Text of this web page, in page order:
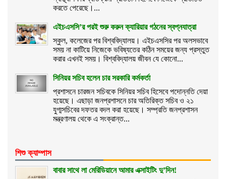
করতে পেরেছে।...
এইচএসসি’র পরই শুরু করুন ক্যারিয়ার গঠনের স্বপ্নযাত্রা
স্কুল, কলেজের পর বিশ্ববিদ্যালয়। এইচএসসির পর অলসভাবে
সময় না কাটিয়ে নিজেকে ভবিষ্যতের কঠিন সময়ের জন্য প্রস্তুত
করার এখনই সময়। বিশ্ববিদ্যালয় জীবন যে কোনো...
সিনিয়র সচিব হলেন চার সরকারি কর্মকর্তা
প্রশাসনে চারজন সচিবকে সিনিয়র সচিব হিসেবে পদোন্নতি দেয়া
হয়েছে। এছাড়া জনপ্রশাসনে চার অতিরিক্ত সচিব ও ২১
যুগ্মসচিবের দফতর বদল করা হয়েছে। সম্প্রতি জনপ্রশাসন
মন্ত্রণালয় থেকে এ সংক্রান্ত...
শিশু ক্যাম্পাস
বাবার সাথে লা মেরিডিয়ানে আমার এক্সাইটিং দু’দিন!